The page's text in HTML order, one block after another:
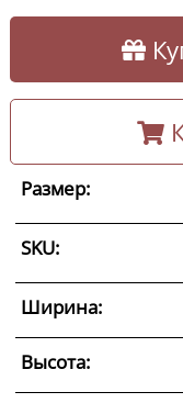
Размер:
SKU:
Ширина:
Высота: